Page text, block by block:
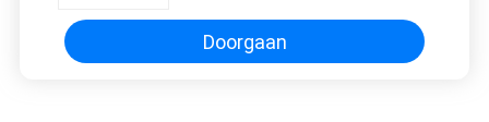
SFP de Modulaire Haven
Doorgaan